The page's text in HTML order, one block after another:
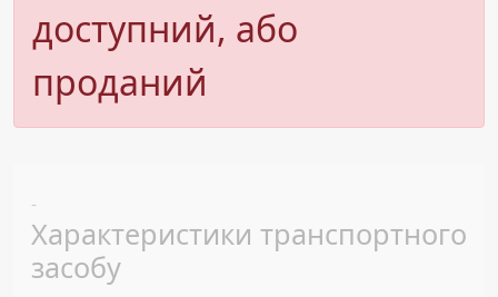
доступний, або
проданий
-
Характеристики транспортного
засобу